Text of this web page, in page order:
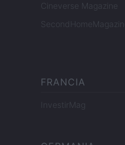
Cineverse Magazine
SecondHomeMagazine
FRANCIA
InvestirMag